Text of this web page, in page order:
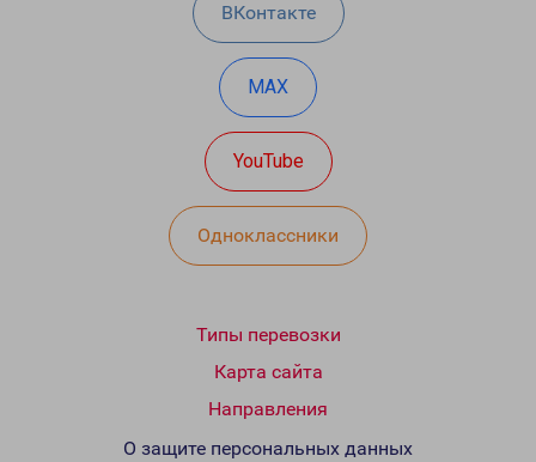
ВКонтакте
MAX
YouTube
Одноклассники
Типы перевозки
Карта сайта
Направления
О защите персональных данных